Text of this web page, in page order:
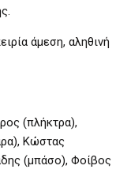
άμεση, αληθινή
(πλήκτρα),
Κώστας
(μπάσο), Φοίβος